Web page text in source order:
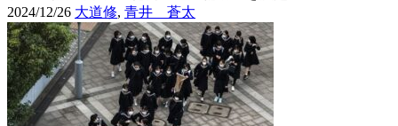
2024/12/26 大道修, 青井 蒼太